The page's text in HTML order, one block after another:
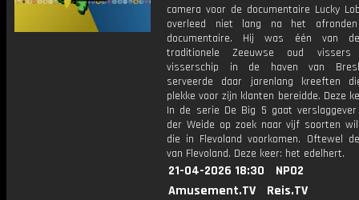
camera voor de documentaire Lucky
overleed niet lang na het
documentaire. Hij was één van
traditionele Zeeuwse oud
visserschip in de haven van
serveerde daar jarenlang kreeften
plekke voor zijn klanten bereidde. Deze
In de serie De Big 5 gaat
der Weide op zoek naar vijf soorten
die in Flevoland voorkomen. Oftewel
van Flevoland. Deze keer: het edelhert.
21-04-2026 18:30
NPO2
Amusement.TV
Reis.TV